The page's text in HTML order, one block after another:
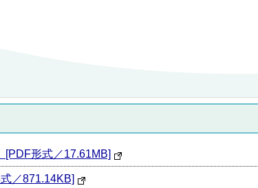
形式／17.61MB]
／871.14KB]